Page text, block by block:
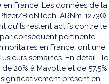
en France. Les données de la
BioNTech, ARNm-1273®
qu’ils restent actifs contre le
conséquent pertinente.
en France, ont une
semaines. En détail : le
20% à Mayotte et de 57,5%
présent en